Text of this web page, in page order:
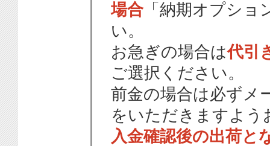
場合 「納期オプショ
い。
お急ぎの場合は代引
ご選択ください。
前金の場合は必ずメ
をいただきますよう
入金確認後の出荷と